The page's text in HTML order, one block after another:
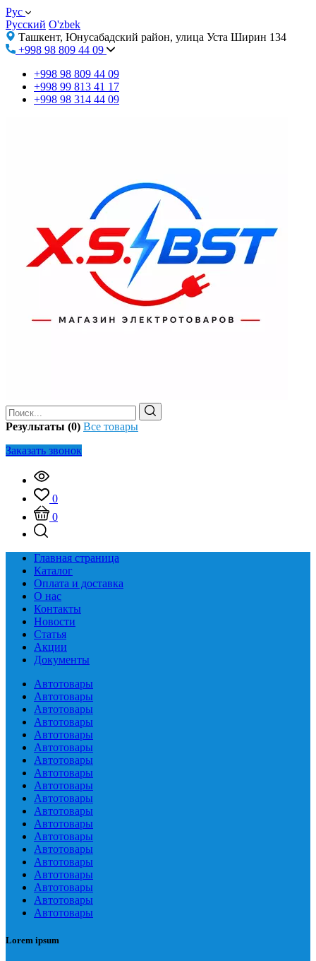
Рус
Русский O'zbek
Ташкент, Юнусабадский район, улица Уста Ширин 134
+998 98 809 44 09
+998 98 809 44 09
+998 99 813 41 17
+998 98 314 44 09
Результаты (0) Все товары
Заказать звонок
0
0
Главная страница
Каталог
Оплата и доставка
О нас
Контакты
Новости
Статья
Акции
Документы
Автотовары
Автотовары
Автотовары
Автотовары
Автотовары
Автотовары
Автотовары
Автотовары
Автотовары
Автотовары
Автотовары
Автотовары
Автотовары
Автотовары
Автотовары
Автотовары
Автотовары
Автотовары
Автотовары
Lorem ipsum